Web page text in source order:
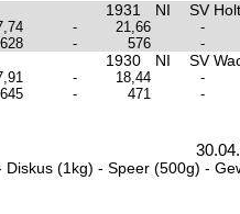
1931 NI SV
- 21,66
-
628 - 576 -
1930 NI SV
- 18,44
-
645 - 471 -
(1kg) - Speer (500g) -